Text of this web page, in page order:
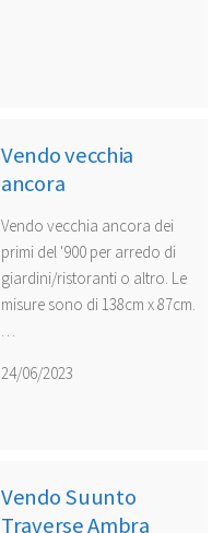
Vendo vecchia
ancora
Vendo vecchia ancora dei
primi del '900 per arredo di
giardini/ristoranti o altro. Le
misure sono di 138cm x 87cm.
…
24/06/2023
Vendo Suunto
Traverse Ambra